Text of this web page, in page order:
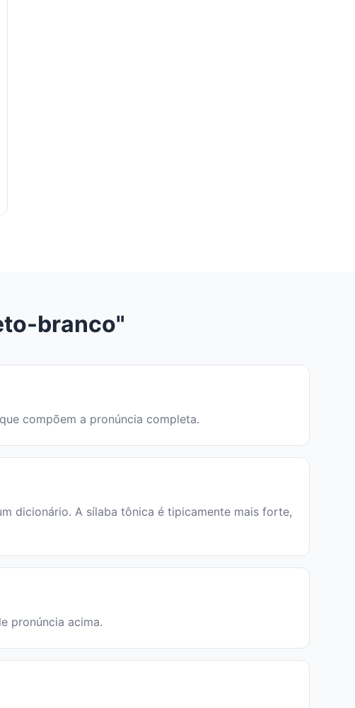
branco"
compõem a pronúncia completa.
dicionário. A sílaba tônica é tipicamente mais forte,
pronúncia acima.